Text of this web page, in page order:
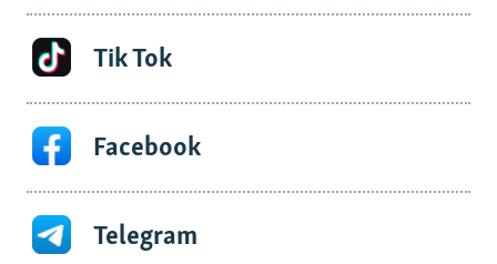
Tik Tok
Facebook
Telegram